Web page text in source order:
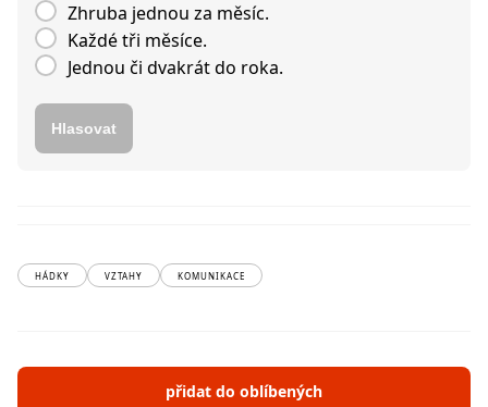
Zhruba jednou za měsíc.
Každé tři měsíce.
Jednou či dvakrát do roka.
Hlasovat
HÁDKY VZTAHY KOMUNIKACE
přidat do oblíbených